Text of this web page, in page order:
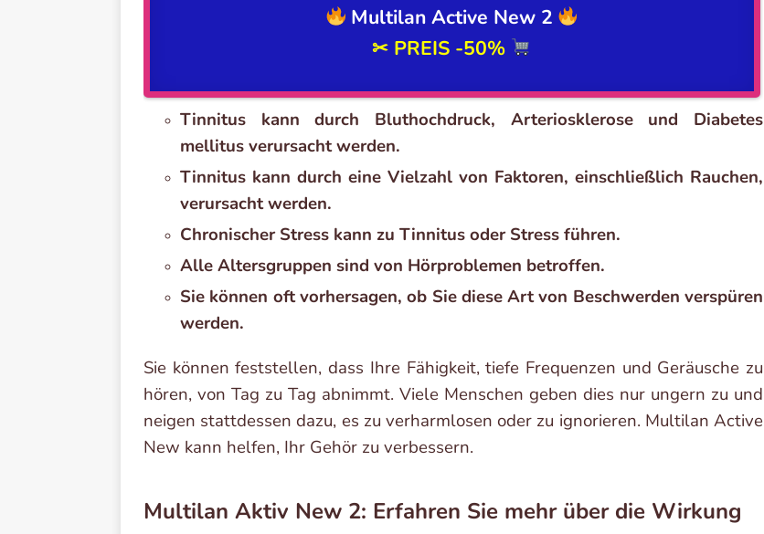
Multilan Active New 2
✂ PREIS -50%
Tinnitus kann durch Bluthochdruck, Arteriosklerose und Diabetes
mellitus verursacht werden.
Tinnitus kann durch eine Vielzahl von Faktoren, einschließlich Rauchen,
verursacht werden.
Chronischer Stress kann zu Tinnitus oder Stress führen.
Alle Altersgruppen sind von Hörproblemen betroffen.
Sie können oft vorhersagen, ob Sie diese Art von Beschwerden verspüren
werden.
Sie können feststellen, dass Ihre Fähigkeit, tiefe Frequenzen und Geräusche zu
hören, von Tag zu Tag abnimmt. Viele Menschen geben dies nur ungern zu und
neigen stattdessen dazu, es zu verharmlosen oder zu ignorieren. Multilan Active
New kann helfen, Ihr Gehör zu verbessern.
Multilan Aktiv New 2: Erfahren Sie mehr über die Wirkung